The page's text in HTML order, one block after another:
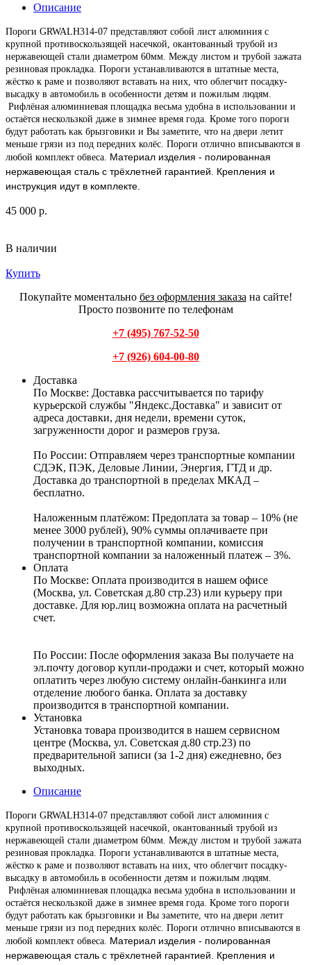
Описание
Пороги GRWALH314-07 представляют собой лист алюминия с
крупной противоскользящей насечкой, окантованный трубой из
нержавеющей стали диаметром 60мм. Между листом и трубой зажата
резиновая прокладка. Пороги устанавливаются в штатные места,
жёстко к раме и позволяют вставать на них, что облегчит посадку-
высадку в автомобиль в особенности детям и пожилым людям.
Рифлёная алюминиевая площадка весьма удобна в использовании и
остаётся нескользкой даже в зимнее время года. Кроме того пороги
будут работать как брызговики и Вы заметите, что на двери летит
меньше грязи из под передних колёс. Пороги отлично вписываются в
любой комплект обвеса. Материал изделия - полированная
нержавеющая сталь с трёхлетней гарантией. Крепления и
инструкция идут в комплекте.
45 000 р.
В наличии
Купить
Покупайте моментально без оформления заказа на сайте!
Просто позвоните по телефонам
+7 (495) 767-52-50
+7 (926) 604-00-80
Доставка
По Москве: Доставка рассчитывается по тарифу
курьерской службы "Яндекс.Доставка" и зависит от
адреса доставки, дня недели, времени суток,
загруженности дорог и размеров груза.
По России: Отправляем через транспортные компании
СДЭК, ПЭК, Деловые Линии, Энергия, ГТД и др.
Доставка до транспортной в пределах МКАД –
бесплатно.
Наложенным платёжом: Предоплата за товар – 10% (не
менее 3000 рублей), 90% суммы оплачиваете при
получении в транспортной компании, комиссия
транспортной компании за наложенный платеж – 3%.
Оплата
По Москве: Оплата производится в нашем офисе
(Москва, ул. Советская д.80 стр.23) или курьеру при
доставке. Для юр.лиц возможна оплата на расчетный
счет.
По России: После оформления заказа Вы получаете на
эл.почту договор купли-продажи и счет, который можно
оплатить через любую систему онлайн-банкинга или
отделение любого банка. Оплата за доставку
производится в транспортной компании.
Установка
Установка товара производится в нашем сервисном
центре (Москва, ул. Советская д.80 стр.23) по
предварительной записи (за 1-2 дня) ежедневно, без
выходных.
Описание
Пороги GRWALH314-07 представляют собой лист алюминия с
крупной противоскользящей насечкой, окантованный трубой из
нержавеющей стали диаметром 60мм. Между листом и трубой зажата
резиновая прокладка. Пороги устанавливаются в штатные места,
жёстко к раме и позволяют вставать на них, что облегчит посадку-
высадку в автомобиль в особенности детям и пожилым людям.
Рифлёная алюминиевая площадка весьма удобна в использовании и
остаётся нескользкой даже в зимнее время года. Кроме того пороги
будут работать как брызговики и Вы заметите, что на двери летит
меньше грязи из под передних колёс. Пороги отлично вписываются в
любой комплект обвеса. Материал изделия - полированная
нержавеющая сталь с трёхлетней гарантией. Крепления и